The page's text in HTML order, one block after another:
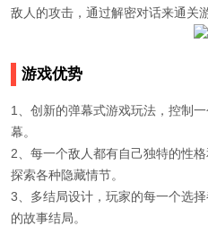
敌人的攻击，通过解密对话来通关游
游戏优势
1、创新的弹幕式游戏玩法，控制
幕。
2、每一个敌人都有自己独特的性
探索各种隐藏情节。
3、多结局设计，玩家的每一个选
的故事结局。